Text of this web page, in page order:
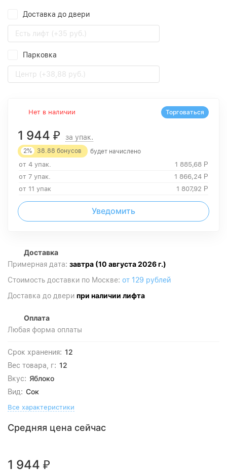
Доставка до двери
Есть лифт (+35 руб.)
Парковка
Центр (+38,88 руб.)
Нет в наличии
1 944 ₽ за упак.
2% 38.88 бонусов будет начислено
от 4 упак. 1 885,68 Р
от 7 упак.
1 866,24 Р
от 11 упак
1 807,92 Р
Уведомить
Торговаться
Доставка
Примерная дата: завтра (10 августа 2026 г.)
Стоимость доставки по Москве: от 129 рублей
Доставка до двери при наличии лифта
Оплата
Любая форма оплаты
Срок хранения: 12
Вес товара, г: 12
Вкус: Яблоко
Вид: Сок
Все характеристики
Средняя цена сейчас
1 944 ₽